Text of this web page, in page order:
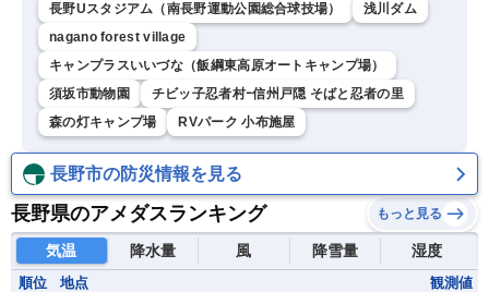
長野Uスタジアム（南長野運動公園総合球技場）
浅川ダム
nagano forest village
キャンプラスいいづな（飯綱東高原オートキャンプ場）
須坂市動物園
チビッ子忍者村ｰ信州戸隠 そばと忍者の里
森の灯キャンプ場
RVパーク 小布施屋
長野市の防災情報を見る
長野県のアメダスランキング もっと見る
気温 降水量 風 降雪量 湿度
順位 地点 観測値